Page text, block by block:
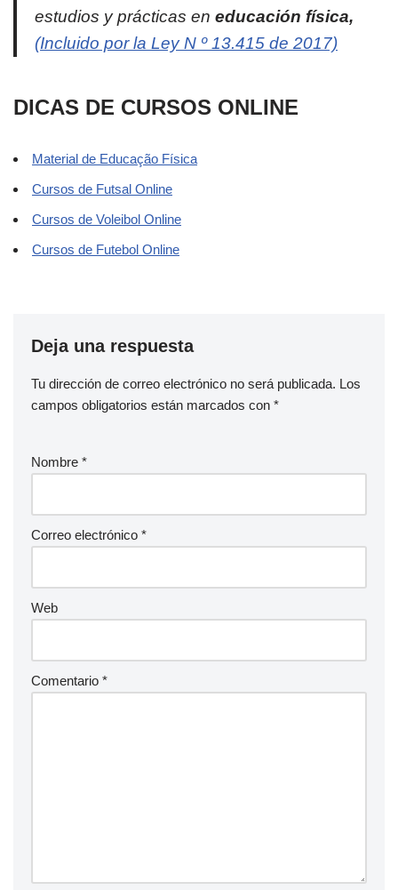
estudios y prácticas en educación física,
(Incluido por la Ley N º 13.415 de 2017)
DICAS DE CURSOS ONLINE
Material de Educação Física
Cursos de Futsal Online
Cursos de Voleibol Online
Cursos de Futebol Online
Deja una respuesta
Tu dirección de correo electrónico no será publicada. Los
campos obligatorios están marcados con *
Nombre *
Correo electrónico *
Web
Comentario *